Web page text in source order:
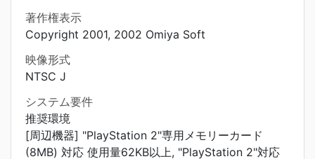
著作権表示
Copyright 2001, 2002 Omiya Soft
映像形式
NTSC J
システム要件
推奨環境
[周辺機器] "PlayStation 2"専用メモリーカード
(8MB) 対応 使用量62KB以上, "PlayStation 2"対応